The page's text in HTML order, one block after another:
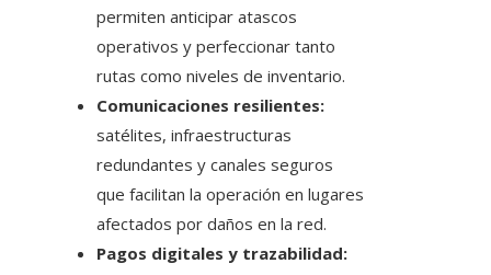
permiten anticipar atascos
operativos y perfeccionar tanto
rutas como niveles de inventario.
Comunicaciones resilientes:
satélites, infraestructuras
redundantes y canales seguros
que facilitan la operación en lugares
afectados por daños en la red.
Pagos digitales y trazabilidad: